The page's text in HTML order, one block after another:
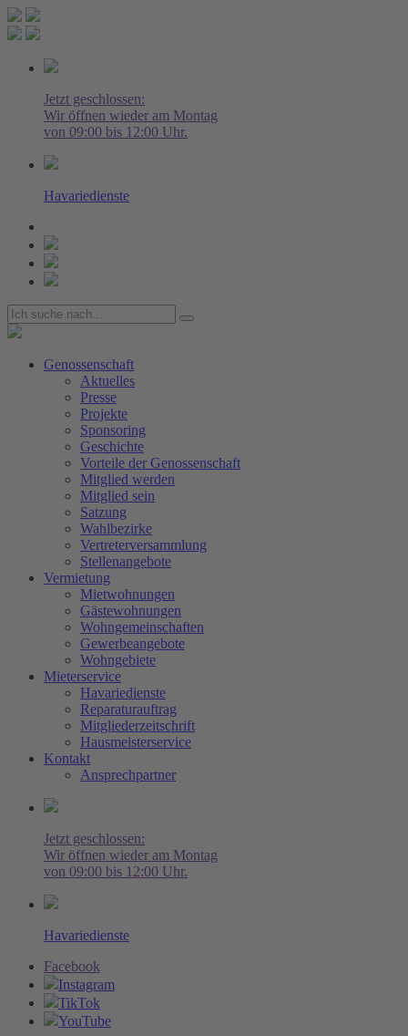
Jetzt geschlossen:
Wir öffnen wieder am Montag
von 09:00 bis 12:00 Uhr.
Havariedienste
Genossenschaft
Aktuelles
Presse
Projekte
Sponsoring
Geschichte
Vorteile der Genossenschaft
Mitglied werden
Mitglied sein
Satzung
Wahlbezirke
Vertreterversammlung
Stellenangebote
Vermietung
Mietwohnungen
Gästewohnungen
Wohngemeinschaften
Gewerbeangebote
Wohngebiete
Mieterservice
Havariedienste
Reparaturauftrag
Mitgliederzeitschrift
Hausmeisterservice
Kontakt
Ansprechpartner
Jetzt geschlossen:
Wir öffnen wieder am Montag
von 09:00 bis 12:00 Uhr.
Havariedienste
Facebook
Instagram
TikTok
YouTube